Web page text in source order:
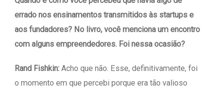
errado nos ensinamentos transmitidos às startups e
aos fundadores? No livro, você menciona um encontro
com alguns empreendedores. Foi nessa ocasião?
Rand Fishkin: Acho que não. Esse, definitivamente, foi
o momento em que percebi porque era tão valioso